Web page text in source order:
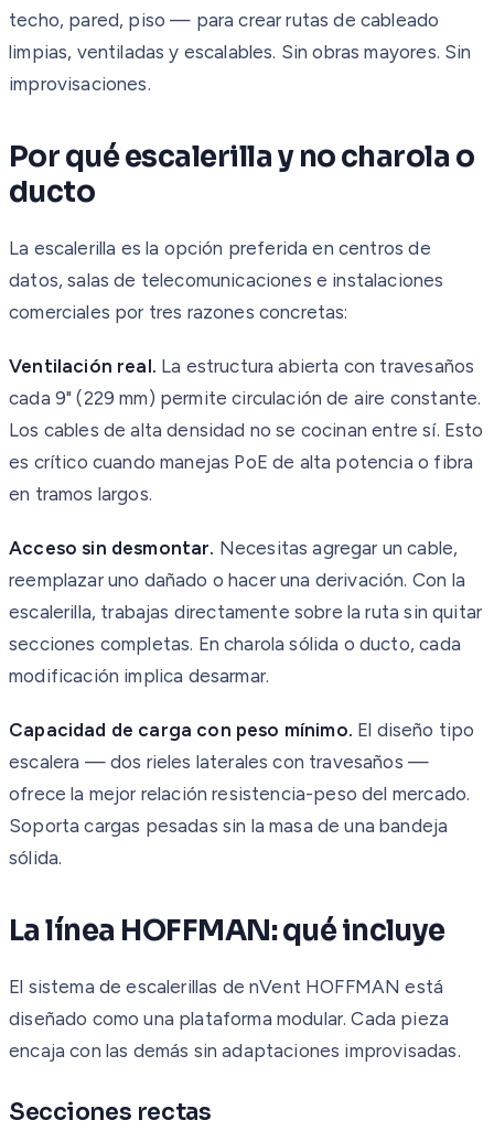
techo, pared, piso — para crear rutas de cableado
limpias, ventiladas y escalables. Sin obras mayores. Sin
improvisaciones.
Por qué escalerilla y no charola o
ducto
La escalerilla es la opción preferida en centros de
datos, salas de telecomunicaciones e instalaciones
comerciales por tres razones concretas:
Ventilación real. La estructura abierta con travesaños
cada 9" (229 mm) permite circulación de aire constante.
Los cables de alta densidad no se cocinan entre sí. Esto
es crítico cuando manejas PoE de alta potencia o fibra
en tramos largos.
Acceso sin desmontar. Necesitas agregar un cable,
reemplazar uno dañado o hacer una derivación. Con la
escalerilla, trabajas directamente sobre la ruta sin quitar
secciones completas. En charola sólida o ducto, cada
modificación implica desarmar.
Capacidad de carga con peso mínimo. El diseño tipo
escalera — dos rieles laterales con travesaños —
ofrece la mejor relación resistencia-peso del mercado.
Soporta cargas pesadas sin la masa de una bandeja
sólida.
La línea HOFFMAN: qué incluye
El sistema de escalerillas de nVent HOFFMAN está
diseñado como una plataforma modular. Cada pieza
encaja con las demás sin adaptaciones improvisadas.
Secciones rectas